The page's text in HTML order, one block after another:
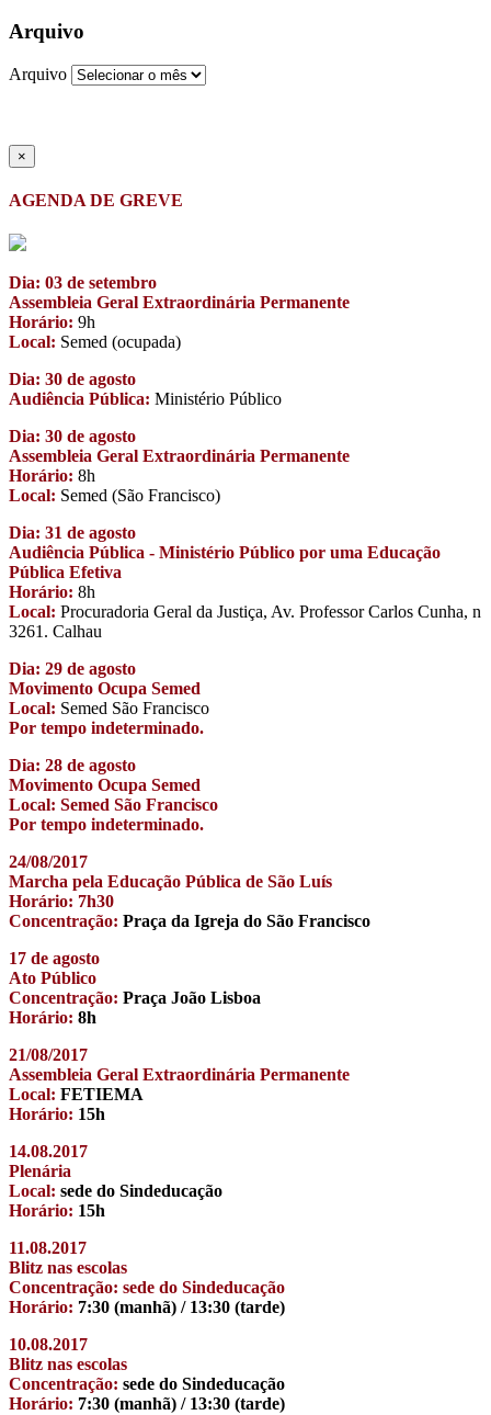
Arquivo
Arquivo
×
AGENDA DE GREVE
Dia: 03 de setembro
Assembleia Geral Extraordinária Permanente
Horário: 9h
Local: Semed (ocupada)
Dia: 30 de agosto
Audiência Pública: Ministério Público
Dia: 30 de agosto
Assembleia Geral Extraordinária Permanente
Horário: 8h
Local: Semed (São Francisco)
Dia: 31 de agosto
Audiência Pública - Ministério Público por uma Educação
Pública Efetiva
Horário: 8h
Local: Procuradoria Geral da Justiça, Av. Professor Carlos Cunha, n
3261. Calhau
Dia: 29 de agosto
Movimento Ocupa Semed
Local: Semed São Francisco
Por tempo indeterminado.
Dia: 28 de agosto
Movimento Ocupa Semed
Local: Semed São Francisco
Por tempo indeterminado.
24/08/2017
Marcha pela Educação Pública de São Luís
Horário: 7h30
Concentração: Praça da Igreja do São Francisco
17 de agosto
Ato Público
Concentração: Praça João Lisboa
Horário: 8h
21/08/2017
Assembleia Geral Extraordinária Permanente
Local: FETIEMA
Horário: 15h
14.08.2017
Plenária
Local: sede do Sindeducação
Horário: 15h
11.08.2017
Blitz nas escolas
Concentração: sede do Sindeducação
Horário: 7:30 (manhã) / 13:30 (tarde)
10.08.2017
Blitz nas escolas
Concentração: sede do Sindeducação
Horário: 7:30 (manhã) / 13:30 (tarde)